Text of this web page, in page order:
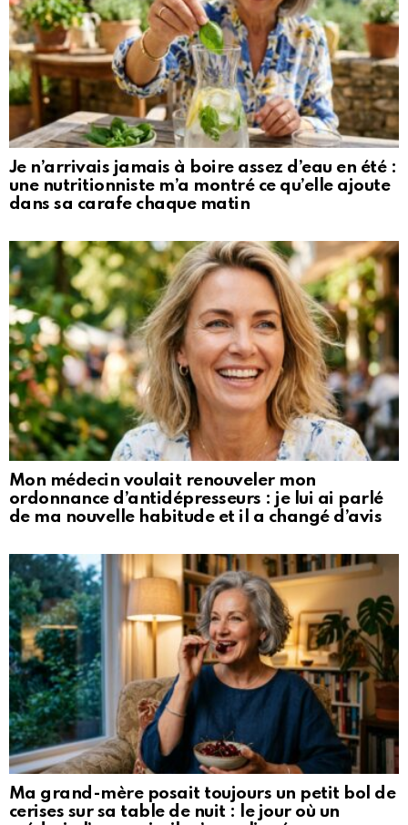
Je n’arrivais jamais à boire assez d’eau en été :
une nutritionniste m’a montré ce qu’elle ajoute
dans sa carafe chaque matin
Mon médecin voulait renouveler mon
ordonnance d’antidépresseurs : je lui ai parlé
de ma nouvelle habitude et il a changé d’avis
Ma grand-mère posait toujours un petit bol de
cerises sur sa table de nuit : le jour où un